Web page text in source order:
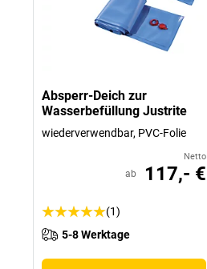
Absperr-Deich zur
Wasserbefüllung Justrite
wiederverwendbar, PVC-Folie
Netto
ab 117,- €
(1)
5-8 Werktage